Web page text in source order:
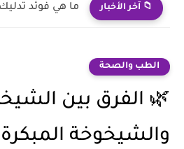
📁 آخر الأخبار
الطب والصحة
🌿 الفرق بين
والشيخوخة المبكرة